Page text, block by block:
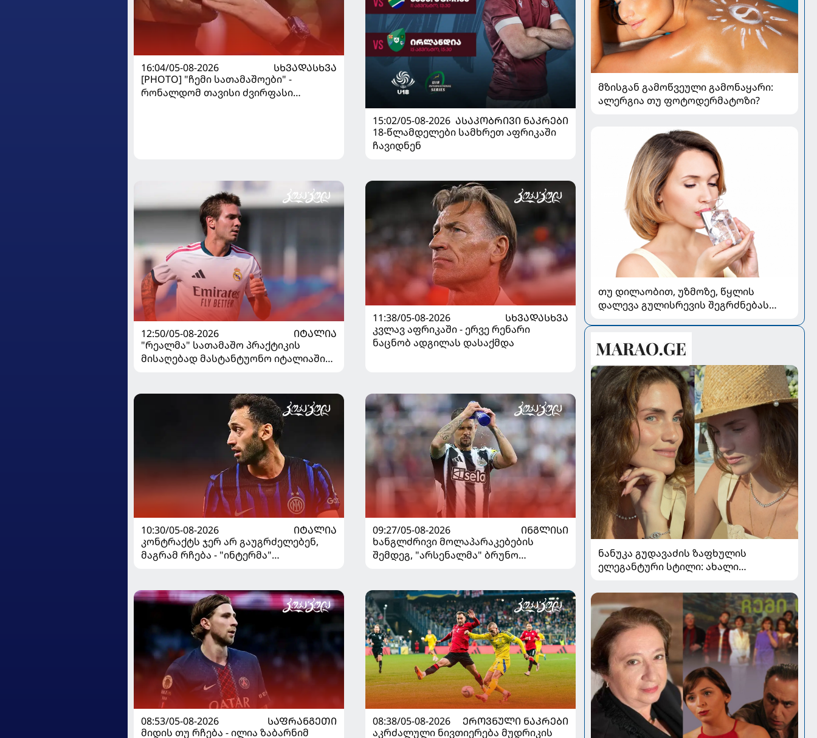
16:04/05-08-2026
ᲡᲮᲕᲐᲓᲐᲡᲮᲕᲐ
[PHOTO] "ჩემი სათამაშოები" -
რონალდომ თავისი ძვირფასი
15:02/05-08-2026 ᲐᲡᲐᲙᲝᲑᲠᲘᲕᲘ ᲜᲐᲙᲠᲔᲑᲘ
18-წლამდელები სამხრეთ აფრიკაში
ჩავიდნენ
12:50/05-08-2026
ᲘᲢᲐᲚᲘᲐ
"რეალმა" სათამაშო პრაქტიკის
მისაღებად მასტანტუონო იტალიაში
11:38/05-08-2026
ᲡᲮᲕᲐᲓᲐᲡᲮᲕᲐ
კვლავ აფრიკაში - ერვე რენარი
ნაცნობ ადგილას დასაქმდა
10:30/05-08-2026
ᲘᲢᲐᲚᲘᲐ
კონტრაქტს ჯერ არ გაუგრძელებენ,
მაგრამ რჩება - "ინტერმა"
09:27/05-08-2026
ᲘᲜᲒᲚᲘᲡᲘ
ხანგლძრივი მოლაპარაკებების
შემდეგ, "არსენალმა" ბრუნო
08:53/05-08-2026
ᲡᲐᲤᲠᲐᲜᲒᲔᲗᲘ
მიდის თუ რჩება - ილია ზაბარნიმ
08:38/05-08-2026
ᲔᲠᲝᲕᲜᲣᲚᲘ ᲜᲐᲙᲠᲔᲑᲘ
აკრძალული ნივთიერება მუდრიკის
მზისგან გამოწვეული გამონაყარი:
ალერგია თუ ფოტოდერმატოზი?
თუ დილაობით, უზმოზე, წყლის
დალევა გულისრევის შეგრძნებას
ნანუკა გუდავაძის ზაფხულის
ელეგანტური სტილი: ახალი
უნაკლო ბუნებრივობა